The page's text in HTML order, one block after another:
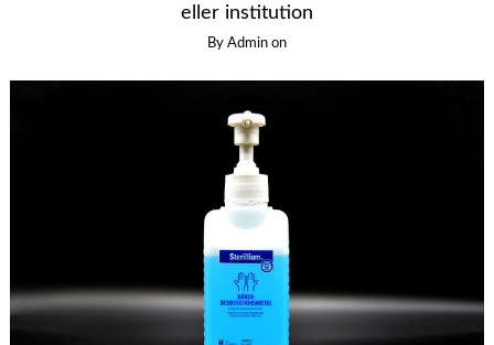
eller institution
By Admin on